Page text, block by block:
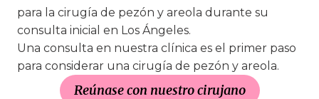
para la cirugía de pezón y areola durante su
consulta inicial en Los Ángeles.
Una consulta en nuestra clínica es el primer paso
para considerar una cirugía de pezón y areola.
Reúnase con nuestro cirujano